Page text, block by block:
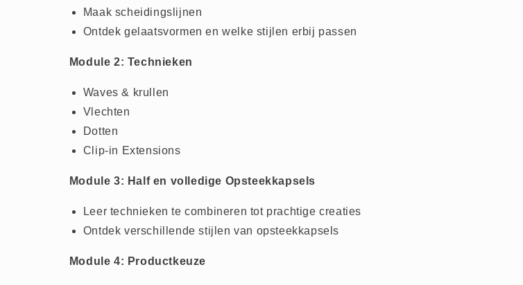
Maak scheidingslijnen
Ontdek gelaatsvormen en welke stijlen erbij passen
Module 2: Technieken
Waves & krullen
Vlechten
Dotten
Clip-in Extensions
Module 3: Half en volledige Opsteekkapsels
Leer technieken te combineren tot prachtige creaties
Ontdek verschillende stijlen van opsteekkapsels
Module 4: Productkeuze